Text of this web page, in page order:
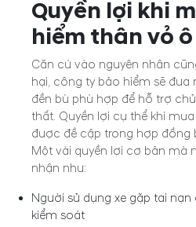
Quyền lợi khi
hiểm thân vỏ
Căn cứ vào nguyên nhân
hại, công ty bảo hiểm sẽ
đền bù phù hợp để hỗ trợ
thất. Quyền lợi cụ thể khi
được đề cập trong hợp đồng
Một vài quyền lợi cơ bản mà
nhận như:
Người sử dụng xe gặp tai
kiểm soát